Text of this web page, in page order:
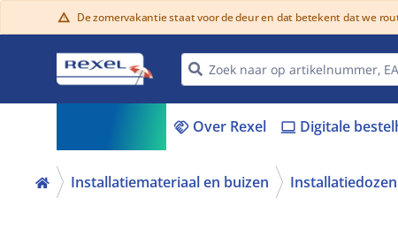
warning De zomervakantie staat voor de deur en dat betekent dat we
handshake Over Rexel laptop Digitale
Installatiemateriaal en buizen Installatiedozen